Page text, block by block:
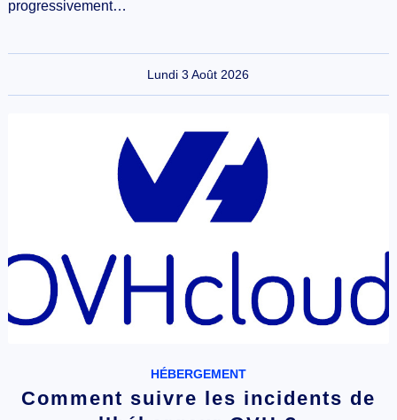
progressivement…
Lundi 3 Août 2026
HÉBERGEMENT
Comment suivre les incidents de